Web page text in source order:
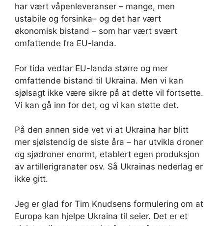
har vært våpenleveranser – mange, men
ustabile og forsinka– og det har vært
økonomisk bistand – som har vært svært
omfattende fra EU-landa.
For tida vedtar EU-landa større og mer
omfattende bistand til Ukraina. Men vi kan
sjølsagt ikke være sikre på at dette vil fortsette.
Vi kan gå inn for det, og vi kan støtte det.
På den annen side vet vi at Ukraina har blitt
mer sjølstendig de siste åra – har utvikla droner
og sjødroner enormt, etablert egen produksjon
av artillerigranater osv. Så Ukrainas nederlag er
ikke gitt.
Jeg er glad for Tim Knudsens formulering om at
Europa kan hjelpe Ukraina til seier. Det er et